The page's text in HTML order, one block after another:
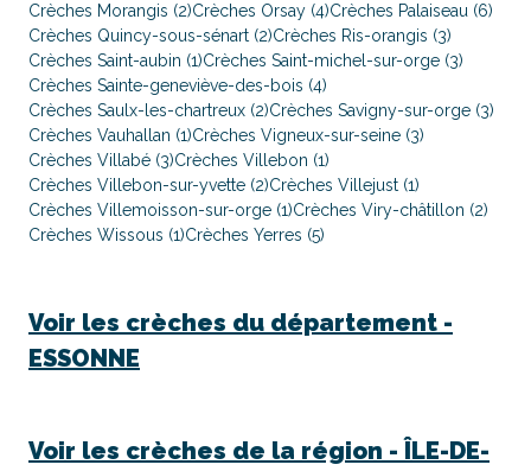
Crèches Morangis (2)Crèches Orsay (4)Crèches Palaiseau (6)
Crèches Quincy-sous-sénart (2)Crèches Ris-orangis (3)
Crèches Saint-aubin (1)Crèches Saint-michel-sur-orge (3)
Crèches Sainte-geneviève-des-bois (4)
Crèches Saulx-les-chartreux (2)Crèches Savigny-sur-orge (3)
Crèches Vauhallan (1)Crèches Vigneux-sur-seine (3)
Crèches Villabé (3)Crèches Villebon (1)
Crèches Villebon-sur-yvette (2)Crèches Villejust (1)
Crèches Villemoisson-sur-orge (1)Crèches Viry-châtillon (2)
Crèches Wissous (1)Crèches Yerres (5)
Voir les crèches du département -
ESSONNE
Voir les crèches de la région - ÎLE-DE-